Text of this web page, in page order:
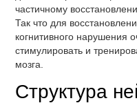
частичному
Так что для
когнитивного нарушения
стимулировать и
мозга.
Структура